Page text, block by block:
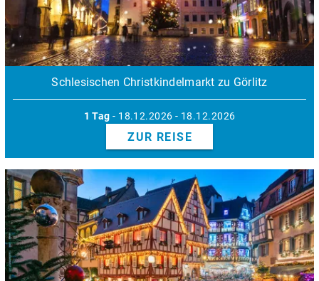
Schlesischen Christkindelmarkt zu Görlitz
1 Tag - 18.12.2026 - 18.12.2026
ZUR REISE